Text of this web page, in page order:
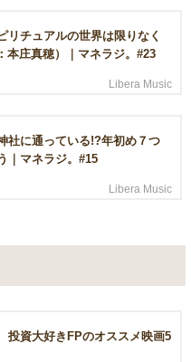
リチュアルの世界は限りなく
本庄真穂）｜マネラジ。#23
Libera Music
社に通っている!?年初め７つ
｜マネラジ。#15
Libera Music
資大好きFPのオススメ映画5